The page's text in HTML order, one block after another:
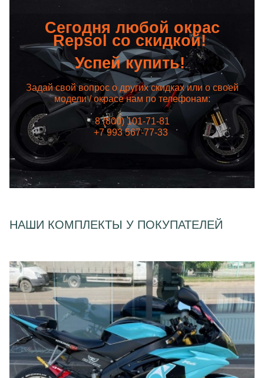
Сегодня любой окрас
Repsol со скидкой!
Успей купить!
Задай свой вопрос о других скидках или о своей
модели / окрасе нам по телефонам:
8 (800) 101-71-81
+7 993 567-77-33
НАШИ КОМПЛЕКТЫ У ПОКУПАТЕЛЕЙ